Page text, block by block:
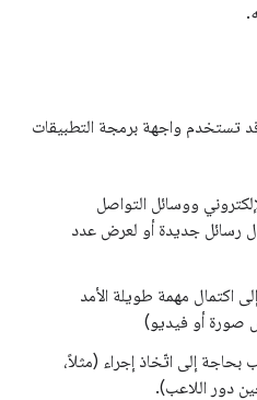
تستخدم واجهة برمجة التطبيقات
ووسائل التواصل
رسائل جديدة أو لعرض عدد
اكتمال مهمة طويلة الأمد
صورة أو فيديو)
بحاجة إلى اتّخاذ إجراء (مثلاً،
دور اللاعب).